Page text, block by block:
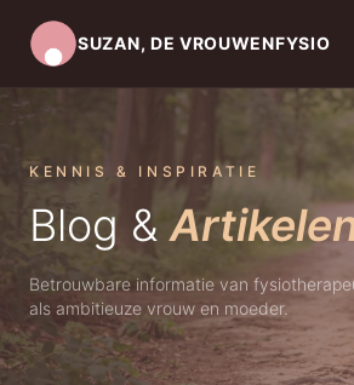
SUZAN, DE VROUWENFYSIO
KENNIS & INSPIRATIE
Blog &
Betrouwbare informatie van
als ambitieuze vrouw en moeder.